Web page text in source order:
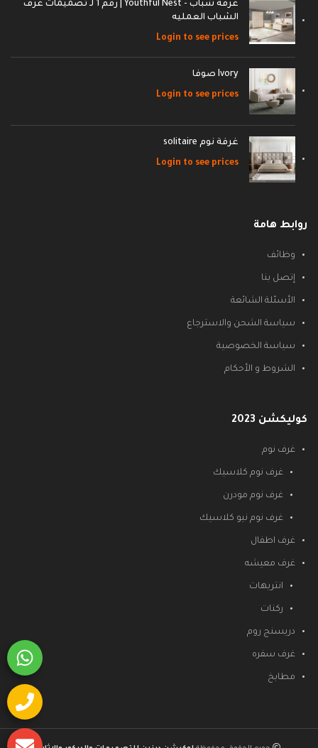
غرفة شباب - Youthful Nest | رقم 1 لـ تصميمات غرف
الشباب العمليه
Login to see prices
Ivory صوفا
Login to see prices
غرفة نوم solitaire
Login to see prices
روابط هامة
وظائف
إتصل بنا
الأسئلة الشائعة
سياسة الشحن والاسترجاع
سياسة الخصوصية
الشروط و الأحكام
كوليكشن 2023
غرف نوم
غرف نوم كلاسيك
غرف نوم مودرن
غرف نوم نيو كلاسيك
غرف اطفال
غرف معيشه
انتريهات
ركنات
دريسنج روم
غرف سفره
مطابخ